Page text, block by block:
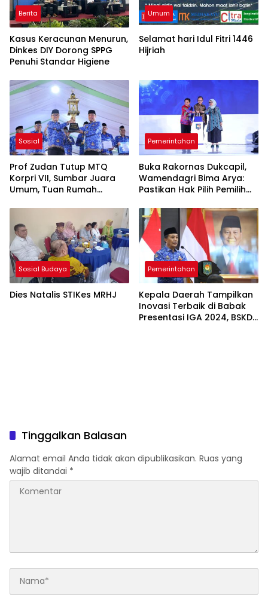
Berita
Kasus Keracunan Menurun,
Dinkes DIY Dorong SPPG
Penuhi Standar Higiene
Umum
Selamat hari Idul Fitri 1446
Hijriah
Sosial
Prof Zudan Tutup MTQ
Korpri VII, Sumbar Juara
Umum, Tuan Rumah
Pemerintahan
Buka Rakornas Dukcapil,
Wamendagri Bima Arya:
Pastikan Hak Pilih Pemilih
Sosial Budaya
Dies Natalis STIKes MRHJ
Pemerintahan
Kepala Daerah Tampilkan
Inovasi Terbaik di Babak
Presentasi IGA 2024, BSKDN
Tinggalkan Balasan
Alamat email Anda tidak akan dipublikasikan. Ruas yang
wajib ditandai *